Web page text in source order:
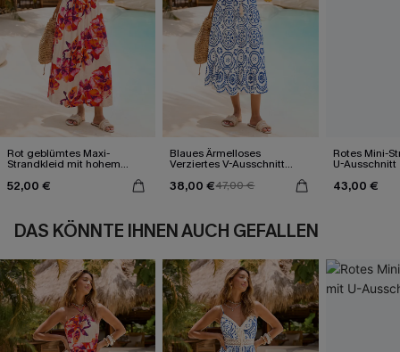
Rot geblümtes Maxi-
Strandkleid mit hohem
52,00 €
Blaues Ärmelloses
Verziertes V-Ausschnitt
38,00 €47,00 €
Rotes Mini-
U-Ausschnitt
43,00 €
DAS KÖNNTE IHNEN AUCH GEFALLEN